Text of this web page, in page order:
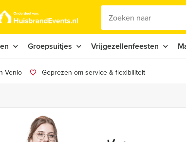
Groepsuitjes Vrijgezellenfeesten
Venlo Geprezen om service & flexibiliteit